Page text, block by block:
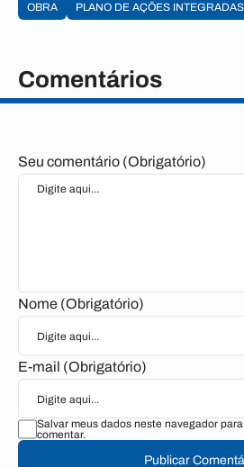
OBRA PLANO DE AÇÕES INTEGRADAS
Comentários
Seu comentário (Obrigatório)
Nome (Obrigatório)
E-mail (Obrigatório)
Salvar meus dados neste navegador
comentar.
Publicar